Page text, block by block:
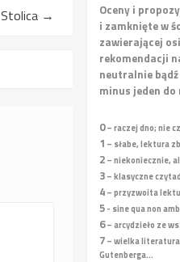
Stolica →
Oceny i
i zamknięte w
zawierającej
rekomendacji
neutralnie
minus jeden
0– raczej dno; nie
1 – słabe, lektura
2– niekoniecznie,
3– klasyczne
4– przyzwoita
5- sine qua non
6– arcydzieło ze
7– wielka
Gutenberga...